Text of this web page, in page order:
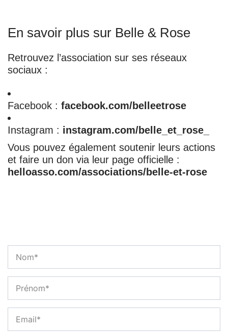
En savoir plus sur Belle & Rose
Retrouvez l’association sur ses réseaux
sociaux :
Facebook : facebook.com/belleetrose
Instagram : instagram.com/belle_et_rose_
Vous pouvez également soutenir leurs actions
et faire un don via leur page officielle :
helloasso.com/associations/belle-et-rose